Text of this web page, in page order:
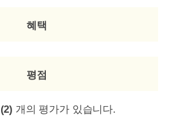
혜택
평점
(2) 개의 평가가 있습니다.